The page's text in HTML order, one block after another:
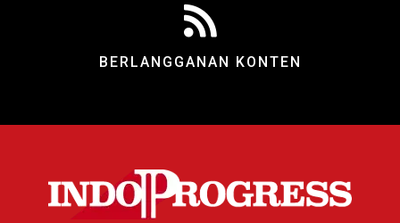
BERLANGGANAN KONTEN